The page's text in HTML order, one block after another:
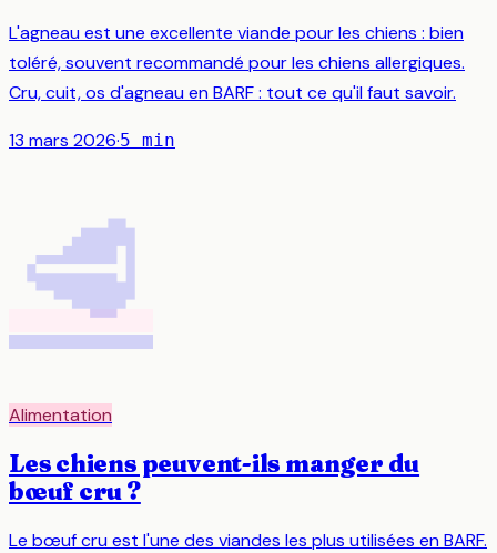
L'agneau est une excellente viande pour les chiens : bien
toléré, souvent recommandé pour les chiens allergiques.
Cru, cuit, os d'agneau en BARF : tout ce qu'il faut savoir.
13 mars 2026·5 min
🥩
Alimentation
Les chiens peuvent-ils manger du
bœuf cru ?
Le bœuf cru est l'une des viandes les plus utilisées en BARF.